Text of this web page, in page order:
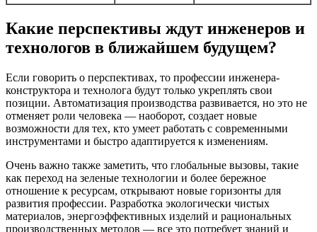
Какие перспективы ждут инженеров и
технологов в ближайшем будущем?
Если говорить о перспективах, то профессии инженера-
конструктора и технолога будут только укреплять свои
позиции. Автоматизация производства развивается, но это не
отменяет роли человека — наоборот, создает новые
возможности для тех, кто умеет работать с современными
инструментами и быстро адаптируется к изменениям.
Очень важно также заметить, что глобальные вызовы, такие
как переход на зеленые технологии и более бережное
отношение к ресурсам, открывают новые горизонты для
развития профессии. Разработка экологически чистых
материалов, энергоэффективных изделий и рациональных
производственных методов — все это потребует знаний и